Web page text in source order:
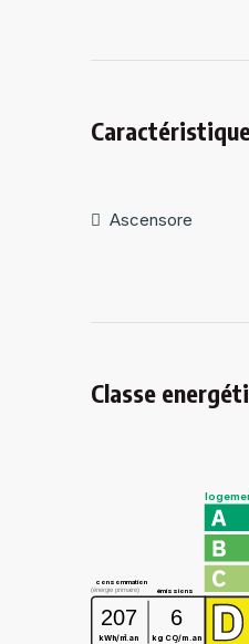
Ascensore
Classe
consommation
émissions
(énergie primaire)
207 6
kWh/m2.an kg CO
2/m.an